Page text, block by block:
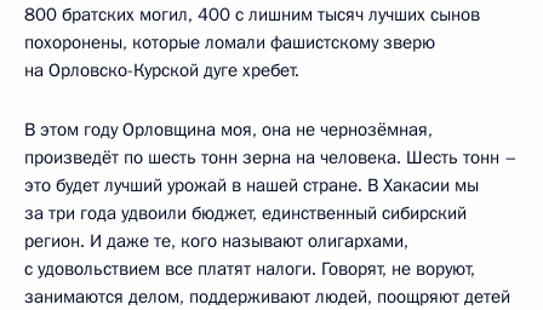
800 братских могил, 400 с лишним тысяч лучших сынов
похоронены, которые ломали фашистскому зверю
на Орловско-Курской дуге хребет.
В этом году Орловщина моя, она не чернозёмная,
произведёт по шесть тонн зерна на человека. Шесть тонн –
это будет лучший урожай в нашей стране. В Хакасии мы
за три года удвоили бюджет, единственный сибирский
регион. И даже те, кого называют олигархами,
с удовольствием все платят налоги. Говорят, не воруют,
занимаются делом, поддерживают людей, поощряют детей